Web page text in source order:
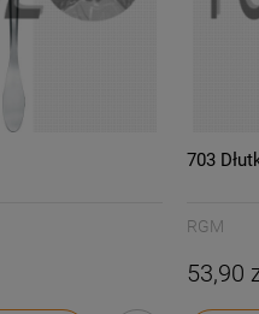
703
RGM
53,90